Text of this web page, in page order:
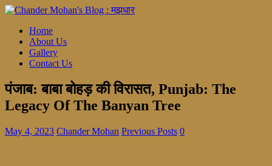
Home
About Us
Gallery
Contact Us
पंजाब: बाबा बोहड़ की विरासत, Punjab: The
Legacy Of The Banyan Tree
May 4, 2023 Chander Mohan Previous Posts 0